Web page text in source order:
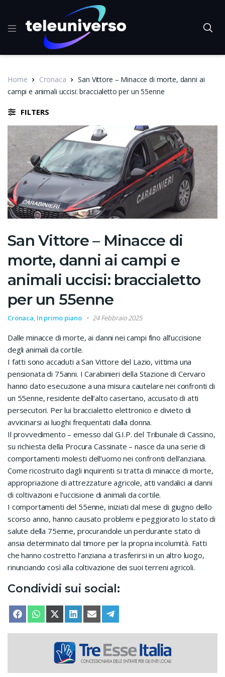
Home Cronaca
San Vittore – Minacce di morte, danni ai
campi e animali uccisi: braccialetto per un 55enne
FILTERS
San Vittore – Minacce di
morte, danni ai campi e
animali uccisi: braccialetto
per un 55enne
Cronaca, In primo piano 24 Febbraio 2025
Dalle minacce di morte, ai danni nei campi fino all’uccisione
degli animali da cortile.
I fatti sono accaduti a San Vittore del Lazio, vittima una
pensionata di 75anni. I Carabinieri della Stazione di Cervaro
hanno dato esecuzione a una misura cautelare nei confronti di
un 55enne, residente dell’alto casertano, accusato di atti
persecutori. Per lui braccialetto elettronico e divieto di
avvicinarsi ai luoghi frequentati dalla donna.
Il provvedimento – emesso dal G.I.P. del Tribunale di Cassino,
su richiesta della Procura Cassinate – nasce da una serie di
comportamenti molesti dell’uomo nei confronti dell’anziana.
Come ricostruito dagli inquirenti si tratta di minacce di morte,
appropriazione di attrezzature agricole, atti vandalici ai danni
di coltivazioni e l’uccisione di animali da cortile.
I comportamenti del 55enne, iniziati dal mese di giugno dello
scorso anno, hanno causato problemi e peggiorato lo stato di
salute della 75enne, procurandole un perdurante stato di
ansia determinato dal timore per la propria incolumità. Fatti
che hanno costretto l’anziana a trasferirsi in un altro luogo,
rinunciando così alla coltivazione dei suoi terreni agricoli.
Condividi sui social:
SHARE ON
FACEBOOKSHARE ON
WHATSAPPSHARE ON
X (TWITTER)
SHARE ON
LINKEDINSHARE ON
EMAIL